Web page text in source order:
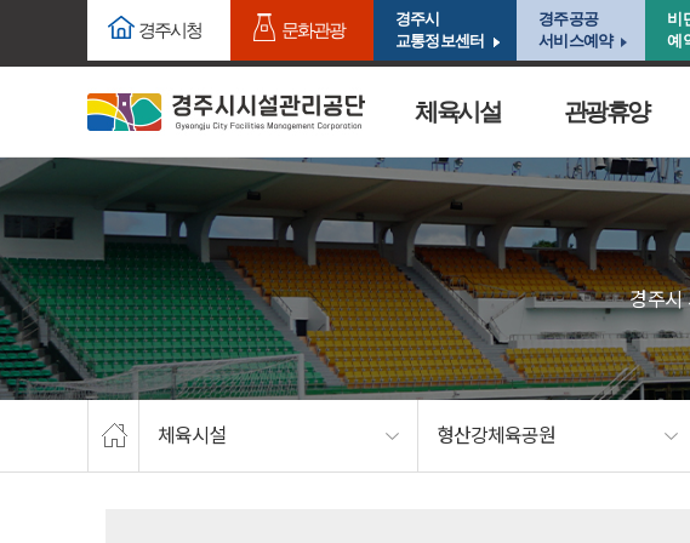
주요메뉴로 건너뛰기
경주시청 문화관광
경주시
교통정보센터
경주공공
서비스예약
비
예
체육시설 관광휴양
경주시
체육시설 형산강체육공원